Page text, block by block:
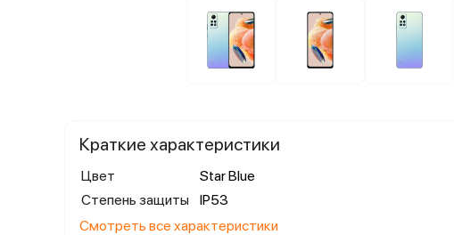
Краткие характеристики
Цвет
Star Blue
Степень защиты
IP53
Смотреть все характеристики